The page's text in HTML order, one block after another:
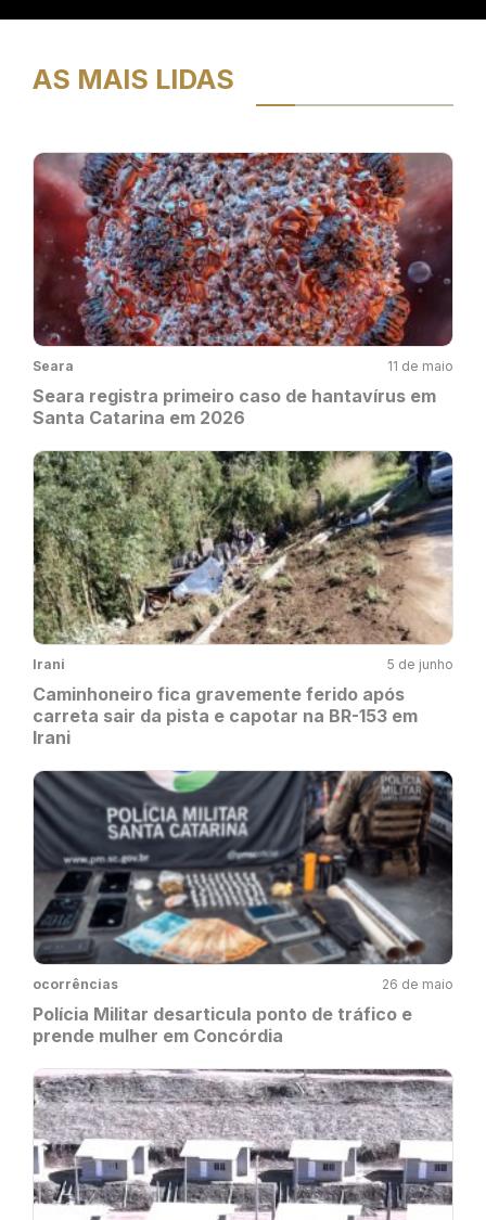
AS MAIS LIDAS
Seara 11 de maio
Seara registra primeiro caso de hantavírus em
Santa Catarina em 2026
Irani 5 de junho
Caminhoneiro fica gravemente ferido após
carreta sair da pista e capotar na BR-153 em
Irani
ocorrências 26 de maio
Polícia Militar desarticula ponto de tráfico e
prende mulher em Concórdia